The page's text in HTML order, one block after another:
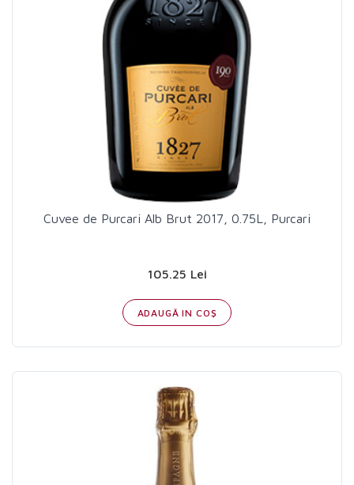
Cuvee de Purcari Alb Brut 2017, 0.75L, Purcari
105.25 Lei
ADAUGĂ IN COŞ